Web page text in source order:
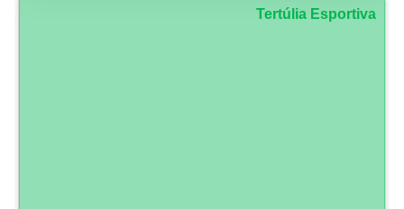
Tertúlia Esportiva